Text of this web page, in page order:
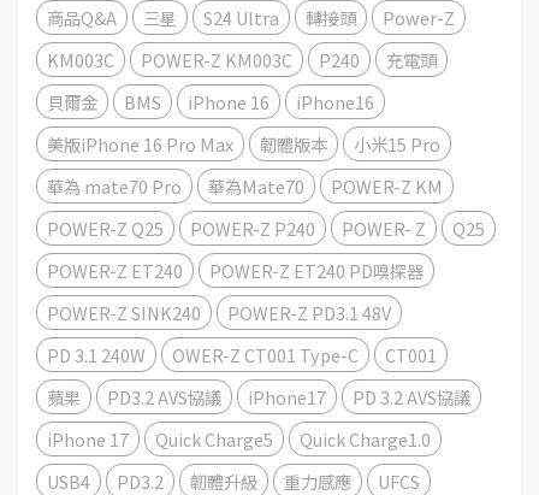
商品Q&A
三星 S24 Ultra 轉接頭
Power-Z
KM003C
POWER-Z KM003C P240
充電頭
貝爾金
BMS iPhone 16
iPhone16
美版iPhone 16 Pro Max
韌體版本
小米15 Pro
華為 mate70 Pro
華為Mate70
POWER-Z KM
POWER-Z Q25
POWER-Z P240 POWER- Z
Q25
POWER-Z ET240
POWER-Z ET240 PD嗅探器
POWER-Z SINK240
POWER-Z PD3.1 48V
PD 3.1 240W
OWER-Z CT001 Type-C
CT001
蘋果
PD3.2 AVS協議 iPhone17
PD 3.2 AVS協議
iPhone 17
Quick Charge5
Quick Charge1.0
USB4
PD3.2 韌體升級 重力感應
UFCS